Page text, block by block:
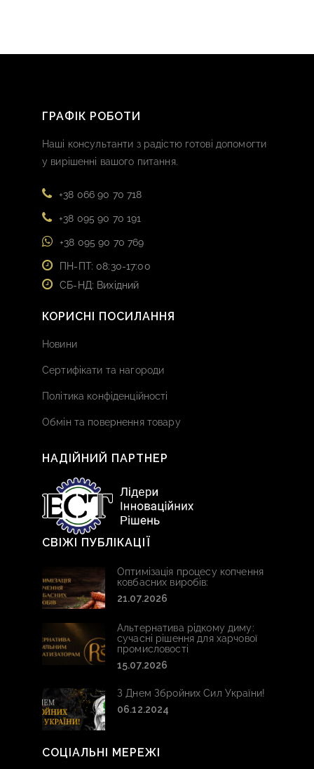
ГРАФІК РОБОТИ
Наші консультанти з радістю готові допомогти
у вирішенні вашого питання.
+38 066 90 70 718
+38 095 90 70 191
+38 095 90 70 769
ПН-ПТ: 08:30-17:00
СБ-НД: Вихідний
КОРИСНІ ПОСИЛАННЯ
Новини
Сертифікати та нагороди
Політика конфіденційності
Обмін та повернення товару
НАДІЙНИЙ ПАРТНЕР
СВІЖІ ПУБЛІКАЦІЇ
Оптимізація процесу копчення
ковбасних виробів:
21.07.2026
Альтернатива рідкому диму:
сучасні рішення для харчової
промисловості
15.07.2026
З Днем Збройних Сил України!
06.12.2024
СОЦІАЛЬНІ МЕРЕЖІ